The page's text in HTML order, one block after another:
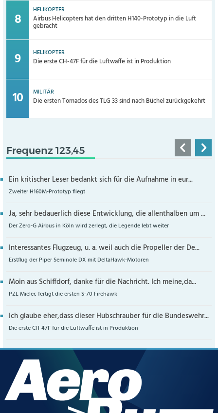
HELIKOPTER
Airbus Helicopters hat den dritten H140-Prototyp in die Luft
gebracht
HELIKOPTER
Die erste CH-47F für die Luftwaffe ist in Produktion
MILITÄR
Die ersten Tornados des TLG 33 sind nach Büchel zurückgekehrt
Frequenz 123,45
Ein kritischer Leser bedankt sich für die Aufnahme in eur...
Zweiter H160M-Prototyp fliegt
Ja, sehr bedauerlich diese Entwicklung, die allenthalben um ...
Der Zero-G Airbus in Köln wird zerlegt, die Legende lebt weiter
Interessantes Flugzeug, u. a. weil auch die Propeller der De...
Erstflug der Piper Seminole DX mit DeltaHawk-Motoren
Moin aus Schiffdorf, danke für die Nachricht. Ich meine,da...
PZL Mielec fertigt die ersten S-70 Firehawk
Ich glaube eher,dass dieser Hubschrauber für die Bundeswehr...
Die erste CH-47F für die Luftwaffe ist in Produktion